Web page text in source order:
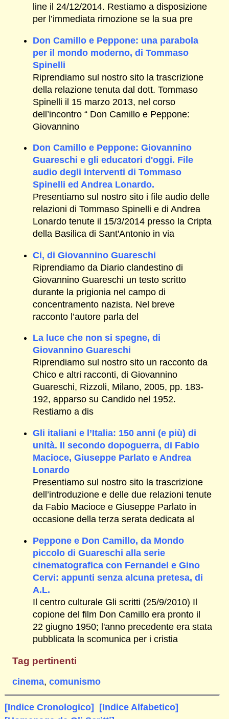
line il 24/12/2014. Restiamo a disposizione
per l’immediata rimozione se la sua pre
Don Camillo e Peppone: una parabola
per il mondo moderno, di Tommaso
Spinelli
Riprendiamo sul nostro sito la trascrizione
della relazione tenuta dal dott. Tommaso
Spinelli il 15 marzo 2013, nel corso
dell’incontro “ Don Camillo e Peppone:
Giovannino
Don Camillo e Peppone: Giovannino
Guareschi e gli educatori d'oggi. File
audio degli interventi di Tommaso
Spinelli ed Andrea Lonardo.
Presentiamo sul nostro sito i file audio delle
relazioni di Tommaso Spinelli e di Andrea
Lonardo tenute il 15/3/2014 presso la Cripta
della Basilica di Sant'Antonio in via
Ci, di Giovannino Guareschi
Riprendiamo da Diario clandestino di
Giovannino Guareschi un testo scritto
durante la prigionia nel campo di
concentramento nazista. Nel breve
racconto l’autore parla del
La luce che non si spegne, di
Giovannino Guareschi
Riprendiamo sul nostro sito un racconto da
Chico e altri racconti, di Giovannino
Guareschi, Rizzoli, Milano, 2005, pp. 183-
192, apparso su Candido nel 1952.
Restiamo a dis
Gli italiani e l’Italia: 150 anni (e più) di
unità. Il secondo dopoguerra, di Fabio
Macioce, Giuseppe Parlato e Andrea
Lonardo
Presentiamo sul nostro sito la trascrizione
dell’introduzione e delle due relazioni tenute
da Fabio Macioce e Giuseppe Parlato in
occasione della terza serata dedicata al
Peppone e Don Camillo, da Mondo
piccolo di Guareschi alla serie
cinematografica con Fernandel e Gino
Cervi: appunti senza alcuna pretesa, di
A.L.
Il centro culturale Gli scritti (25/9/2010) Il
copione del film Don Camillo era pronto il
22 giugno 1950; l'anno precedente era stata
pubblicata la scomunica per i cristia
Tag pertinenti
cinema, comunismo
[Indice Cronologico] [Indice Alfabetico]